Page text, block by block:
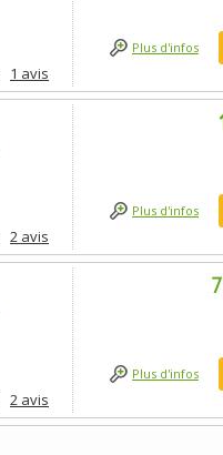
1 avis
Plus d'infos
2 avis
Plus d'infos
2 avis
Plus d'infos